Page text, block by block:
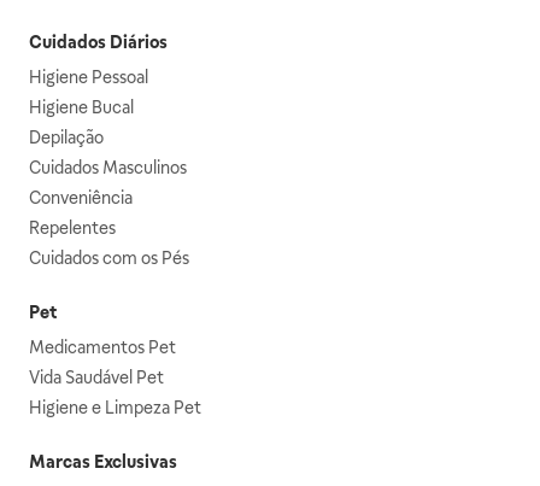
Cuidados Diários
Higiene Pessoal
Higiene Bucal
Depilação
Cuidados Masculinos
Conveniência
Repelentes
Cuidados com os Pés
Pet
Medicamentos Pet
Vida Saudável Pet
Higiene e Limpeza Pet
Marcas Exclusivas